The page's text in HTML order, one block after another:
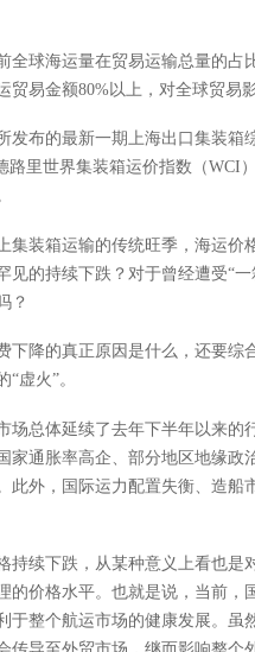
全球海运量在贸易运输总量的占
易金额80%以上，对全球贸易影
发布的最新一期上海出口集装箱
路里世界集装箱运价指数（WCI
集装箱运输的传统旺季，海运价
见的持续下跌？对于曾经遭受“
？
下降的真正原因是什么，还要综
虚火”。
场总体延续了去年下半年以来的
家通胀率高企、部分地区地缘政
此外，国际运力配置失衡、造船
持续下跌，从某种意义上看也是
的价格水平。也就是说，当前，
于整个航运市场的健康发展。虽